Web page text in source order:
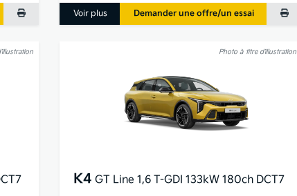
Voir plus Demander une offre/un essai
Photo à titre d’illustration
K4 GT Line 1,6 T-GDI 133kW 180ch DCT7